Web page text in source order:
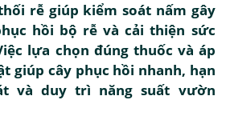
rễ giúp kiểm soát nấm gây
hồi bộ rễ và cải thiện sức
lựa chọn đúng thuốc và áp
giúp cây phục hồi nhanh, hạn
và duy trì năng suất vườn